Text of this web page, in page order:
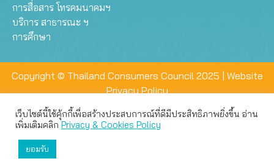
การสื่อสาร โทรคมนาคมฯ
บริการ สาธารณะ ฯ
การศึกษา
Copyright © Thailand Consumers Council 2025 | Website
Privacy Policy
เว็บไซต์นี้ใช้คุ้กกี้เพื่อสร้างประสบการณ์ที่ดีมีประสิทธิภาพยิ่งขึ้น อ่าน
เพิ่มเติมคลิกPrivacy & Cookies Policy
ยอมรับ
เว็บไซต์นี้ใช้คุกกี้เพื่อมอบประสบการณ์การใช้งานที่ดีให้แก่ท่าน คุณ
สามารถเลือกตั้งค่าความเป็นส่วนตัวได้
ยอมรับทั้งหมด